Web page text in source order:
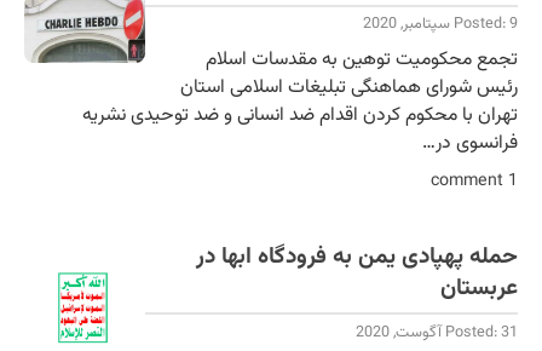
Posted: 9 سپتامبر, 2020
تجمع محکومیت توهین به مقدسات اسلام
رئیس شورای هماهنگی تبلیغات اسلامی استان
تهران با محکوم کردن اقدام ضد انسانی و ضد توحیدی نشریه
فرانسوی در…
1 comment
حمله پهپادی یمن به فرودگاه ابها در
عربستان
Posted: 31 آگوست, 2020